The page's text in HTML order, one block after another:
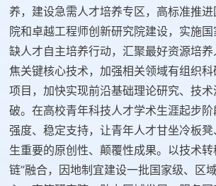
养，建设急需人才培养专区，高标准推
院和卓越工程师创新研究院建设，实施
缺人才自主培养行动，汇聚最好资源培
焦关键核心技术，加强相关领域有组织
项目，加快实现前沿基础理论研究、技
破。在高校青年科技人才学术生涯起步
强度、稳定支持，让青年人才甘坐冷板
生重要的原创性、颠覆性成果。以技术转
链”融合，因地制宜建设一批国家级、区